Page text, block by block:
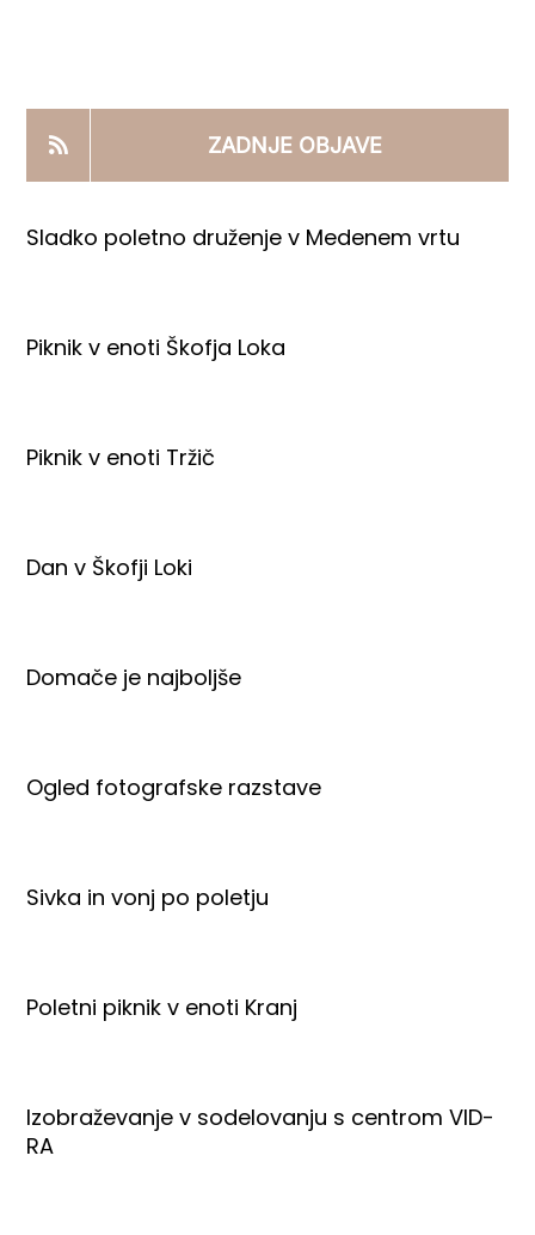
PRODAJNI IZDELKI
AKTUALNO
ZADNJE OBJAVE
Sladko poletno druženje v Medenem vrtu
Piknik v enoti Škofja Loka
Piknik v enoti Tržič
Dan v Škofji Loki
Domače je najboljše
Ogled fotografske razstave
Sivka in vonj po poletju
Poletni piknik v enoti Kranj
Izobraževanje v sodelovanju s centrom VID-
RA